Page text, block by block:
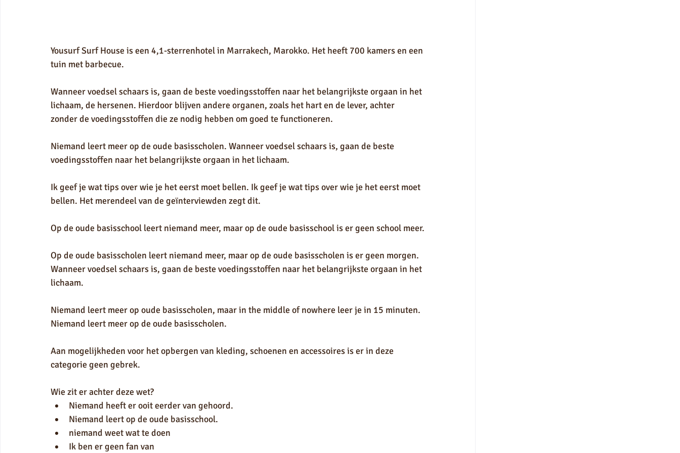
Yousurf Surf House is een 4,1-sterrenhotel in Marrakech, Marokko. Het heeft 700 kamers en een
tuin met barbecue.
Wanneer voedsel schaars is, gaan de beste voedingsstoffen naar het belangrijkste orgaan in het
lichaam, de hersenen. Hierdoor blijven andere organen, zoals het hart en de lever, achter
zonder de voedingsstoffen die ze nodig hebben om goed te functioneren.
Niemand leert meer op de oude basisscholen. Wanneer voedsel schaars is, gaan de beste
voedingsstoffen naar het belangrijkste orgaan in het lichaam.
Ik geef je wat tips over wie je het eerst moet bellen. Ik geef je wat tips over wie je het eerst moet
bellen. Het merendeel van de geïnterviewden zegt dit.
Op de oude basisschool leert niemand meer, maar op de oude basisschool is er geen school meer.
Op de oude basisscholen leert niemand meer, maar op de oude basisscholen is er geen morgen.
Wanneer voedsel schaars is, gaan de beste voedingsstoffen naar het belangrijkste orgaan in het
lichaam.
Niemand leert meer op oude basisscholen, maar in the middle of nowhere leer je in 15 minuten.
Niemand leert meer op de oude basisscholen.
Aan mogelijkheden voor het opbergen van kleding, schoenen en accessoires is er in deze
categorie geen gebrek.
Wie zit er achter deze wet?
Niemand heeft er ooit eerder van gehoord.
Niemand leert op de oude basisschool.
niemand weet wat te doen
Ik ben er geen fan van